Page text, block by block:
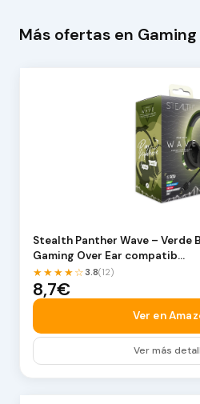
Más ofertas en Gaming
Stealth Panther Wave – Verde
Gaming Over Ear compatib…
★★★★☆3.8(12)
8,7€
Ver en
Ver más